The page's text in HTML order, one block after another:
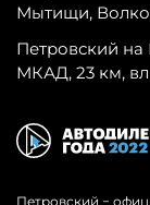
Мытищи,
Петровский
МКАД, 23 км, вл
Петровский −